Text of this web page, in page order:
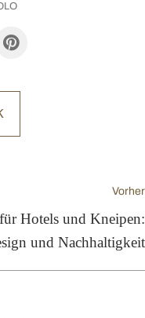
Vorher
Hotels und Kneipen:
und Nachhaltigkeit